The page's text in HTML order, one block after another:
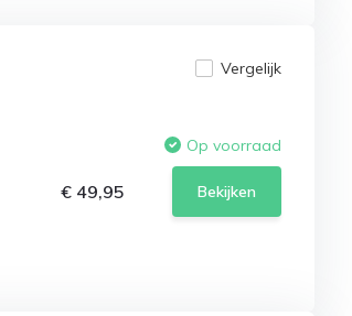
Vergelijk
Op voorraad
€ 49,95 Bekijken